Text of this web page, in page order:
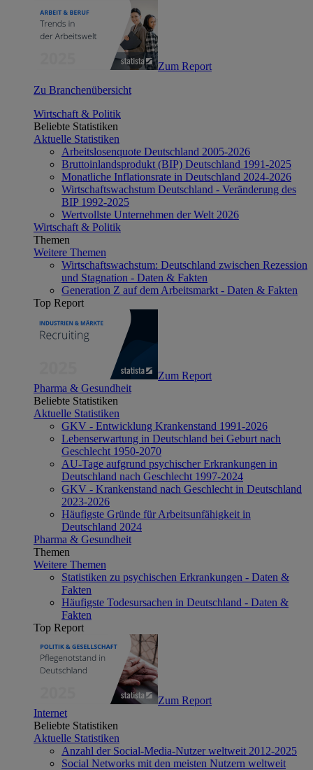
Zum Report
Zu Branchenübersicht
Wirtschaft & Politik
Beliebte Statistiken
Aktuelle Statistiken
Arbeitslosenquote Deutschland 2005-2026
Bruttoinlandsprodukt (BIP) Deutschland 1991-2025
Monatliche Inflationsrate in Deutschland 2024-2026
Wirtschaftswachstum Deutschland - Veränderung des
BIP 1992-2025
Wertvollste Unternehmen der Welt 2026
Wirtschaft & Politik
Themen
Weitere Themen
Wirtschaftswachstum: Deutschland zwischen Rezession
und Stagnation - Daten & Fakten
Generation Z auf dem Arbeitsmarkt - Daten & Fakten
Top Report
Zum Report
Pharma & Gesundheit
Beliebte Statistiken
Aktuelle Statistiken
GKV - Entwicklung Krankenstand 1991-2026
Lebenserwartung in Deutschland bei Geburt nach
Geschlecht 1950-2070
AU-Tage aufgrund psychischer Erkrankungen in
Deutschland nach Geschlecht 1997-2024
GKV - Krankenstand nach Geschlecht in Deutschland
2023-2026
Häufigste Gründe für Arbeitsunfähigkeit in
Deutschland 2024
Pharma & Gesundheit
Themen
Weitere Themen
Statistiken zu psychischen Erkrankungen - Daten &
Fakten
Häufigste Todesursachen in Deutschland - Daten &
Fakten
Top Report
Zum Report
Internet
Beliebte Statistiken
Aktuelle Statistiken
Anzahl der Social-Media-Nutzer weltweit 2012-2025
Social Networks mit den meisten Nutzern weltweit